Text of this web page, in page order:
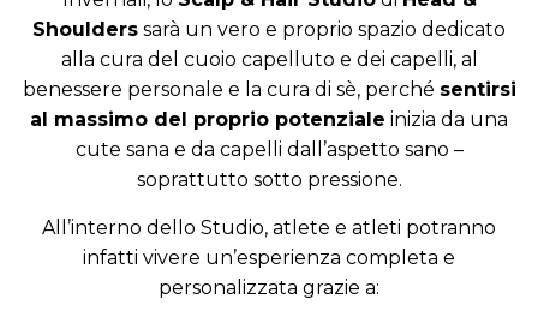
Shoulders sarà un vero e proprio spazio dedicato
alla cura del cuoio capelluto e dei capelli, al
benessere personale e la cura di sè, perché sentirsi
al massimo del proprio potenziale inizia da una
cute sana e da capelli dall’aspetto sano –
soprattutto sotto pressione.
All’interno dello Studio, atlete e atleti potranno
infatti vivere un’esperienza completa e
personalizzata grazie a: